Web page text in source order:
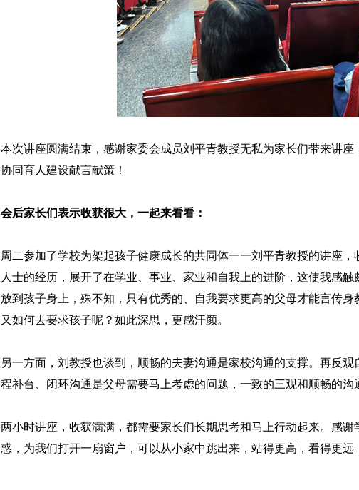
本次讲座圆满结束，感谢家委会成员刘平青教授无私为家长们带来讲
协同育人建设献言献策！
会后家长们表示收获很大，一起来看看：
周二参加了学校为架起孩子健康成长的共同体一一刘平青教授的讲座
人士的经历，展开了在学业、事业、家业和自我上的进阶，这使我感
放到孩子身上，殊不知，只有优秀的、自我要求更高的父母才能言传身
又如何去要求孩子呢？如此深思，更感汗颜。
另一方面，刘教授也谈到，顺畅的夫妻沟通是家校沟通的支撑。再反
程补台、闭环沟通是父母需要马上考虑的问题，一致的三观和顺畅的沟
两小时讲座，收获满满，都需要家长们长期思考和马上行动起来。感
惑，为我们打开一扇窗户，可以从小家中跳出来，站得更高，看得更远